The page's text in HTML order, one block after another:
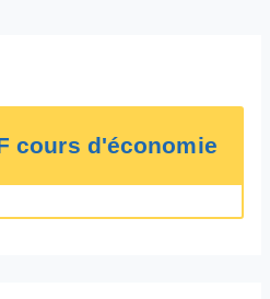
cours d'économie